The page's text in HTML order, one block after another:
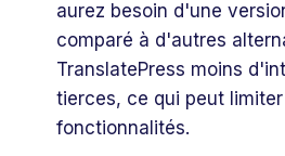
aurez besoin d'une
comparé à d'autres
TranslatePress moins
tierces, ce qui peut
fonctionnalités.